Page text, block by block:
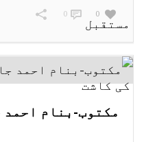
0
0
مکتوب-بنام